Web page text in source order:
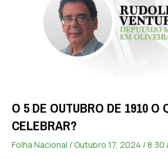
O 5 DE OUTUBRO DE 1910 O
CELEBRAR?
Folha Nacional Outubro 17, 2024 8:30